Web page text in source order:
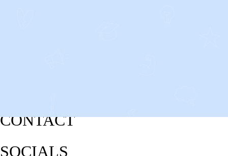
CONTACT
SOCIALS